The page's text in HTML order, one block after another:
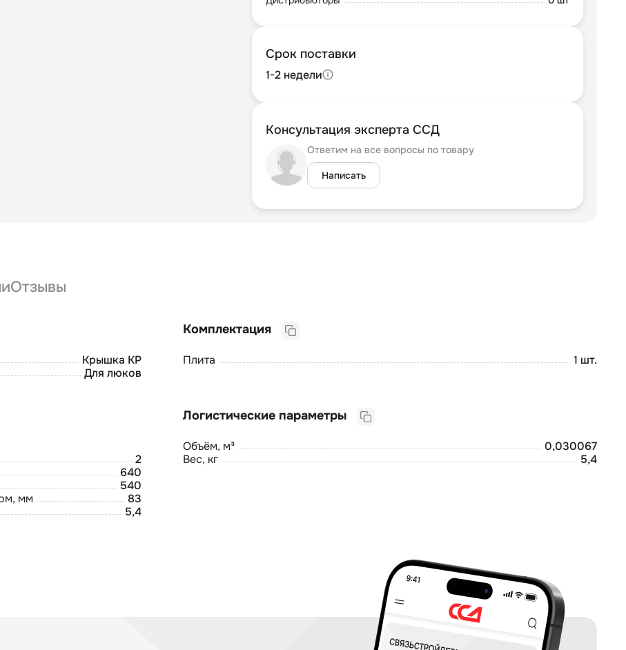
Срок поставки
1-2 недели
Консультация эксперта ССД
Ответим на все вопросы по товару
Написать
Отзывы
Крышка КР
Для люков
2
640
540
мм
83
5,4
Плита 1 шт.
Объём, м³
0,030067
Вес, кг
5,4